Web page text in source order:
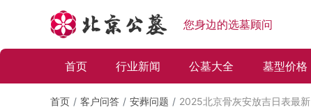
您身边的选墓顾问
首页 行业新闻 公墓大全 墓型价格
首页 客户问答 安葬问题 2025北京骨灰安放吉日表最新